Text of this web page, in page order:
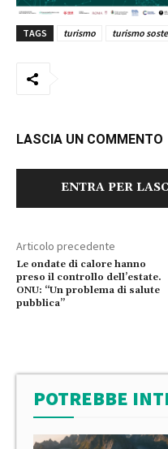
TAGS turismo turismo
LASCIA UN COMMENTO
ENTRA PER
Articolo precedente
Le ondate di calore hanno
preso il controllo dell’estate.
ONU: “Un problema di salute
pubblica”
POTREBBE